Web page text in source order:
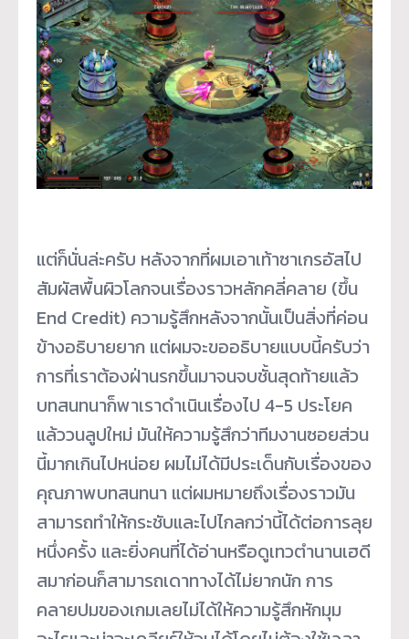
แต่ก็นั่นล่ะครับ หลังจากที่ผมเอาเท้าซาเกรอัสไป
สัมผัสพื้นผิวโลกจนเรื่องราวหลักคลี่คลาย (ขึ้น
End Credit) ความรู้สึกหลังจากนั้นเป็นสิ่งที่ค่อน
ข้างอธิบายยาก แต่ผมจะขออธิบายแบบนี้ครับว่า
การที่เราต้องฝ่านรกขึ้นมาจนจบชั้นสุดท้ายแล้ว
บทสนทนาก็พาเราดำเนินเรื่องไป 4-5 ประโยค
แล้ววนลูปใหม่ มันให้ความรู้สึกว่าทีมงานซอยส่วน
นี้มากเกินไปหน่อย ผมไม่ได้มีประเด็นกับเรื่องของ
คุณภาพบทสนทนา แต่ผมหมายถึงเรื่องราวมัน
สามารถทำให้กระชับและไปไกลกว่านี้ได้ต่อการลุย
หนึ่งครั้ง และยิ่งคนที่ได้อ่านหรือดูเทวตำนานเฮดี
สมาก่อนก็สามารถเดาทางได้ไม่ยากนัก การ
คลายปมของเกมเลยไม่ได้ให้ความรู้สึกหักมุม